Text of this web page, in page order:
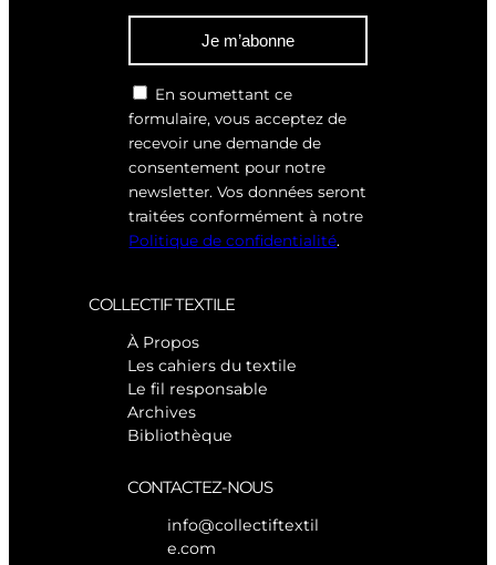
Je m’abonne
En soumettant ce
formulaire, vous acceptez de
recevoir une demande de
consentement pour notre
newsletter. Vos données seront
traitées conformément à notre
Politique de confidentialité.
COLLECTIF TEXTILE
À Propos
Les cahiers du textile
Le fil responsable
Archives
Bibliothèque
CONTACTEZ-NOUS
info@collectiftextil
e.com